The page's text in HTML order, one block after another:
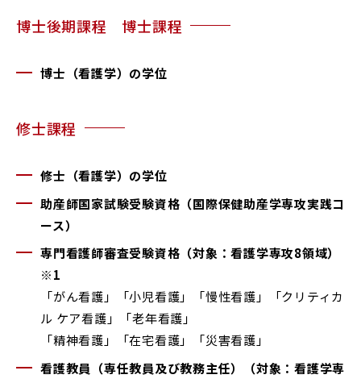
RESEARCH & COLLABORATION
卒業生の方へ
よくある質問
お問い合わせ 図書館
アクセス
学内専用 ポータルサイト
Glexa Assessmentor
博士後期課程 博士課程
博士（看護学）の学位
修士課程
修士（看護学）の学位
助産師国家試験受験資格（国際保健助産学専攻実践コ
ース）
専門看護師審査受験資格（対象：看護学専攻8領域）
※1
「がん看護」「小児看護」「慢性看護」「クリティカ
ル ケア看護」「老年看護」
「精神看護」「在宅看護」「災害看護」
看護教員（専任教員及び教務主任）（対象：看護学専